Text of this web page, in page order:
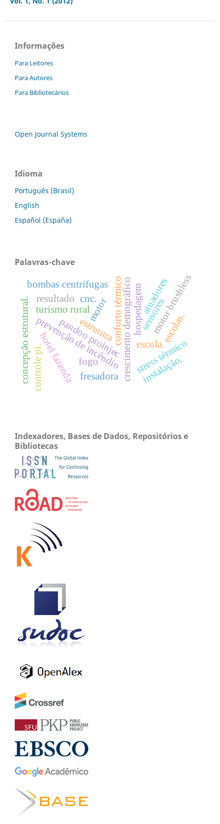
Informações
Para Leitores
Para Autores
Para Bibliotecários
Open Journal Systems
Idioma
Português (Brasil)
English
Español (España)
Palavras-chave
crescimento demográfico
motor
prevenção de incêndio escola.
conforto térmico
stress térmico
bombas centrífugas
hotel fazenda
turismo rural hospedagem
pandoo proinjec
sensores
atuadores
instalação.
cnc.
concepção estrutural. motor brushless
controle pi.
fogo
fresadora
escolas.
estrutura
resultado
Indexadores, Bases de Dados, Repositórios e
Bibliotecas